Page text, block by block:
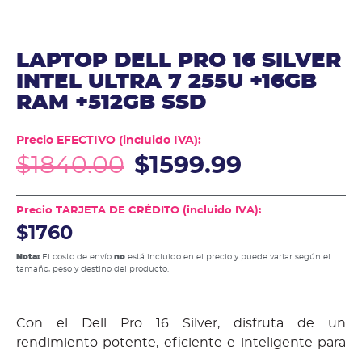
LAPTOP DELL PRO 16 SILVER
INTEL ULTRA 7 255U +16GB
RAM +512GB SSD
Precio EFECTIVO (incluido IVA):
$1840.00 $1599.99
Precio TARJETA DE CRÉDITO (incluido IVA):
$1760
Nota: El costo de envío no está incluido en el precio y puede variar según el
tamaño, peso y destino del producto.
Con el Dell Pro 16 Silver, disfruta de un
rendimiento potente, eficiente e inteligente para